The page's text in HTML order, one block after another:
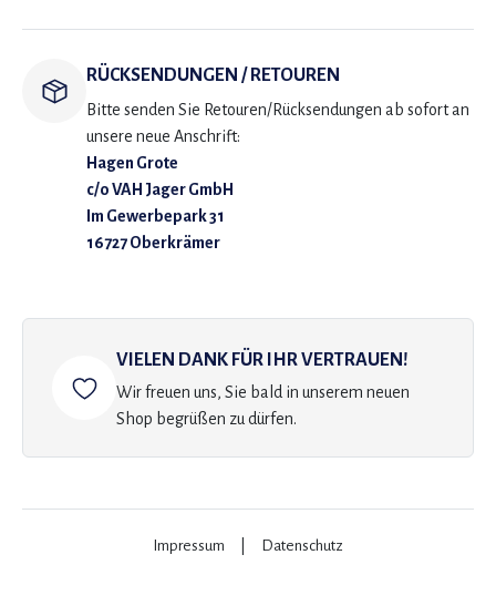
RÜCKSENDUNGEN / RETOUREN
Bitte senden Sie Retouren/Rücksendungen ab sofort an
unsere neue Anschrift:
Hagen Grote
c/o VAH Jager GmbH
Im Gewerbepark 31
16727 Oberkrämer
VIELEN DANK FÜR IHR VERTRAUEN!
Wir freuen uns, Sie bald in unserem neuen
Shop begrüßen zu dürfen.
Impressum Datenschutz